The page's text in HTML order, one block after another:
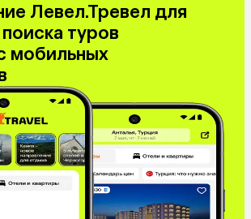
Левел.Тревел для
туров
мобильных